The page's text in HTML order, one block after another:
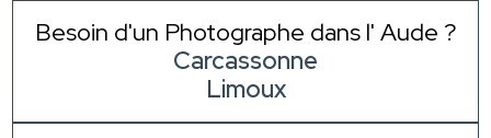
Besoin d'un Photographe dans l' Aude ?
Carcassonne
Limoux